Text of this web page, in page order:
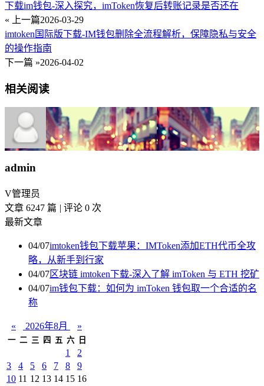
下载im钱包-深入探究，imToken恢复后转账记录是否还在
« 上一篇2026-03-29
imtoken国际版下载-IM钱包删除全流程解析，保障隐私与安全
的操作指南
下一篇 »2026-04-02
相关阅读
admin
V管理员
文章 6247 篇 | 评论 0 次
最新文章
04/07imtoken钱包下载苹果：IMToken添加ETH代币全攻
略，从新手到行家
04/07区块链 imtoken下载-深入了解 imToken 与 ETH 挖矿
04/07im钱包下载：如何为 imToken 钱包取一个合适的名
称
« 2026年8月 »
一 二 三 四 五 六 日
1
2
3
4 5 6 7 8
9
10 11 12 13 14 15 16